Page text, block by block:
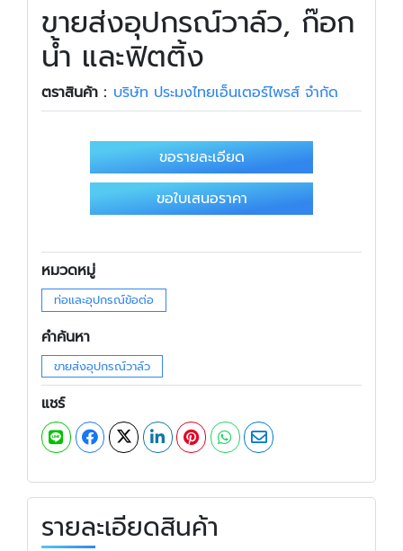
ขายส่งอุปกรณ์วาล์ว, ก๊อก
น้ำ และฟิตติ้ง
ตราสินค้า : บริษัท ประมงไทยเอ็นเตอร์ไพรส์ จำกัด
ขอรายละเอียด
ขอใบเสนอราคา
หมวดหมู่
ท่อและอุปกรณ์ข้อต่อ
คำค้นหา
ขายส่งอุปกรณ์วาล์ว
แชร์
รายละเอียดสินค้า